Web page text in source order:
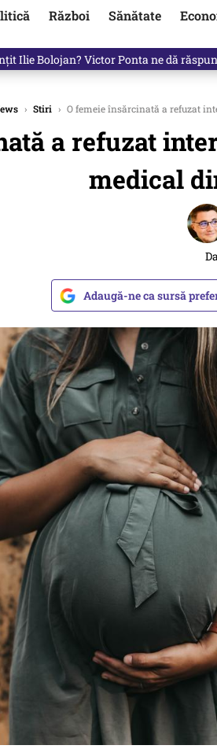
Război Sănătate
Ilie Bolojan? Victor Ponta ne dă
› Stiri › O femeie însărcinată a refuzat
a refuzat
medical
Adaugă-ne ca sursă